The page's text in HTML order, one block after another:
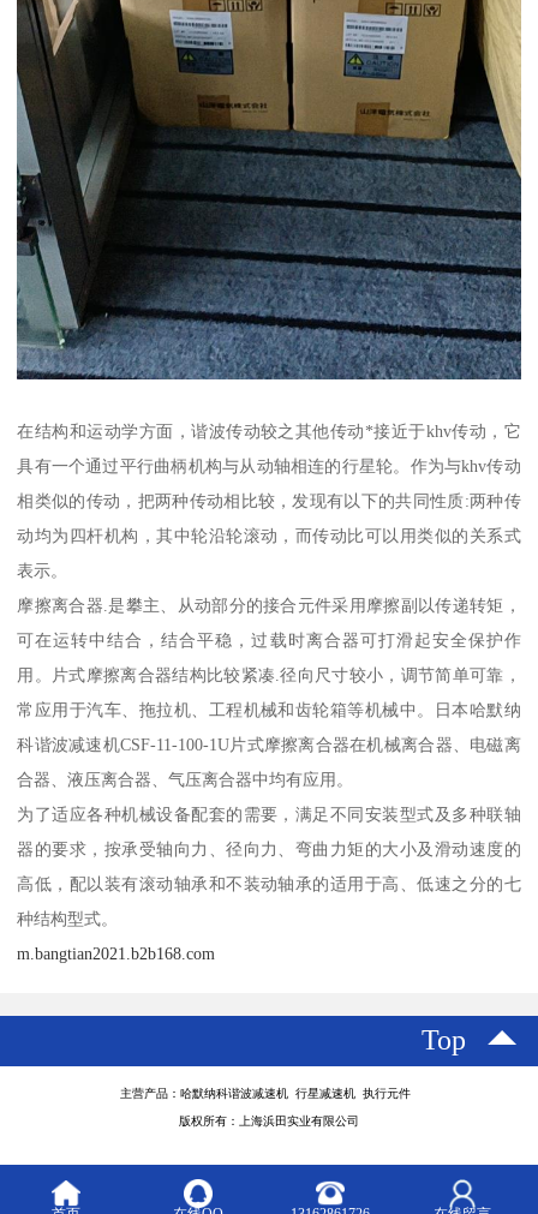
在结构和运动学方面，谐波传动较之其他传动*接近于khv传动，它
具有一个通过平行曲柄机构与从动轴相连的行星轮。作为与khv传动
相类似的传动，把两种传动相比较，发现有以下的共同性质:两种传
动均为四杆机构，其中轮沿轮滚动，而传动比可以用类似的关系式
表示。
摩擦离合器.是攀主、从动部分的接合元件采用摩擦副以传递转矩，
可在运转中结合，结合平稳，过载时离合器可打滑起安全保护作
用。片式摩擦离合器结构比较紧凑.径向尺寸较小，调节简单可靠，
常应用于汽车、拖拉机、工程机械和齿轮箱等机械中。日本哈默纳
科谐波减速机CSF-11-100-1U片式摩擦离合器在机械离合器、电磁离
合器、液压离合器、气压离合器中均有应用。
为了适应各种机械设备配套的需要，满足不同安装型式及多种联轴
器的要求，按承受轴向力、径向力、弯曲力矩的大小及滑动速度的
高低，配以装有滚动轴承和不装动轴承的适用于高、低速之分的七
种结构型式。
m.bangtian2021.b2b168.com
Top
主营产品：哈默纳科谐波减速机 行星减速机 执行元件
版权所有：上海浜田实业有限公司